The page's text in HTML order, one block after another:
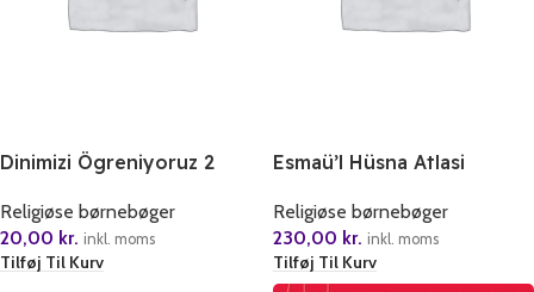
Dinimizi Ögreniyoruz 2
Religiøse børnebøger
20,00 kr. inkl. moms
Tilføj Til Kurv
Esmaü’l Hüsna Atlasi
Religiøse børnebøger
230,00 kr. inkl. moms
Tilføj Til Kurv